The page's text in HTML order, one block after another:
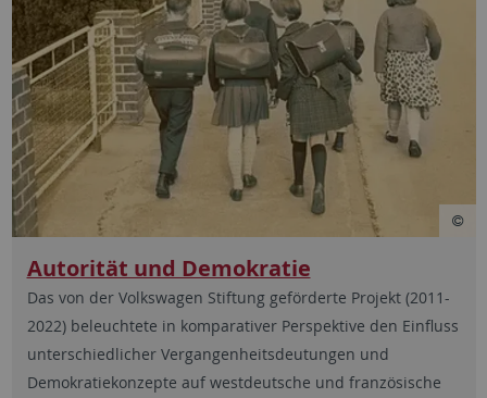
Autorität und Demokratie
Das von der Volkswagen Stiftung geförderte Projekt (2011-
2022) beleuchtete in komparativer Perspektive den Einfluss
unterschiedlicher Vergangenheitsdeutungen und
Demokratiekonzepte auf westdeutsche und französische